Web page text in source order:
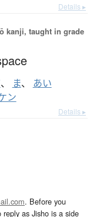
Details ▸
kanji, taught in grade
、 ま、 あい
ン
Details ▸
. Before you
as Jisho is a side